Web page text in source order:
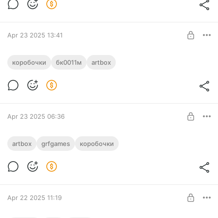
неделе отдам в типографию.
Apr 23 2025 13:41
Буклет для Принца почти готов
обложку буклета:
коробочки бк0011м artbox
Apr 23 2025 06:36
Буклеты для коробочных копий
изданиям".
artbox grfgames коробочки
Apr 22 2025 11:19